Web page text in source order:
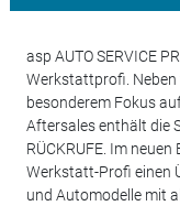
asp AUTO SERVICE
Werkstattprofi.
besonderem Fokus
Aftersales enthält die
RÜCKRUFE. Im
Werkstatt-Profi einen
und Automodelle mit